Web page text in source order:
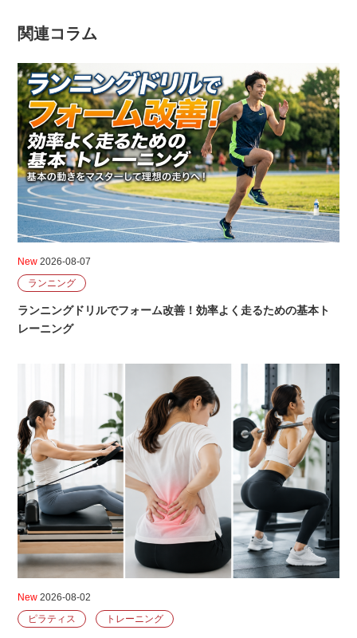
関連コラム
New2026-08-07
ランニング
ランニングドリルでフォーム改善！効率よく走るための基本ト
レーニング
New2026-08-02
ピラティス
トレーニング